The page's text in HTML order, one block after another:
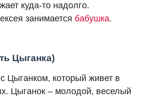
куда-то надолго.
занимается бабушка.
Цыганка)
Цыганком, который живет в
Цыганок – молодой, веселый